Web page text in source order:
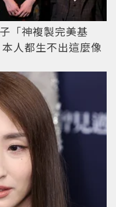
「神複製完美基
人都生不出這麼像